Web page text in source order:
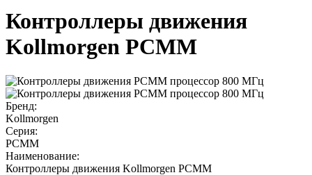
Контроллеры движения
Kollmorgen PCMM
Бренд:
Kollmorgen
Серия:
PCMM
Наименование:
Контроллеры движения Kollmorgen PCMM